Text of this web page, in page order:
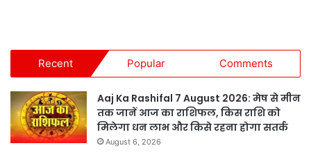
Recent Popular Comments
Aaj Ka Rashifal 7 August 2026: मेष से मीन
तक जानें आज का राशिफल, किस राशि को
मिलेगा धन लाभ और किसे रहना होगा सतर्क
August 6, 2026